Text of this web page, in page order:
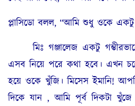
প্লাসিডো বলল, “আমি শুধু ওকে একটু
মিঃ গঞ্জালেজ একটু
এসব নিয়ে পরে কথা হবে। এখন
হয়ে ওকে খুঁজি। মিসেস ইমানি!
দিকে যান , আমি পূর্ব দিকটা